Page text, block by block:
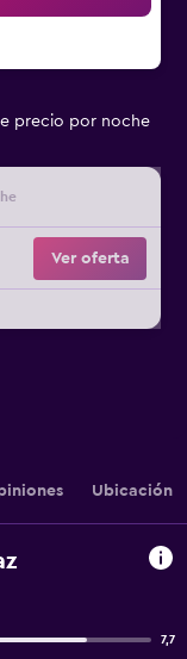
precio por noche
Ver oferta
Ubicación
7,7